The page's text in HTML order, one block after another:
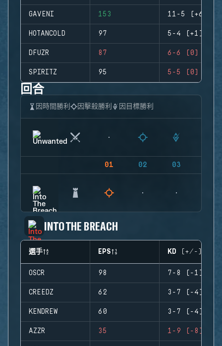
GAVENI 153 11-5 (+6)
HOTANCOLD 97 5-4 (+1)
DFUZR 87 6-6 (0)
SPIRITZ 95 5-5 (0)
回合
因時間勝利 因擊殺勝利 因目標勝利
01 02 03
INTO THE BREACH
選手 EPS KD (+/-)
OSCR 98 7-8 (-1)
CREEDZ 62 3-7 (-4)
KENDREW 60 3-7 (-4)
AZZR 35 1-9 (-8)